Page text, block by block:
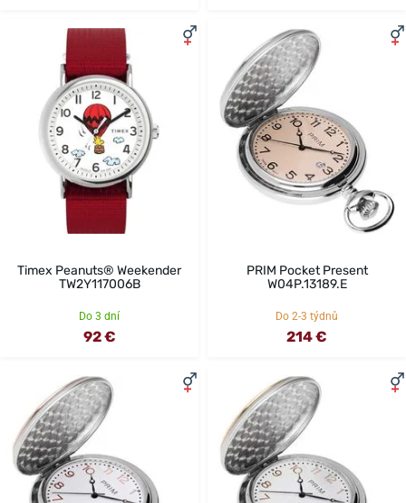
Timex Peanuts® Weekender
TW2Y117006B
Do 3 dní
92 €
PRIM Pocket Present
W04P.13189.E
Do 2-3 týdnů
214 €